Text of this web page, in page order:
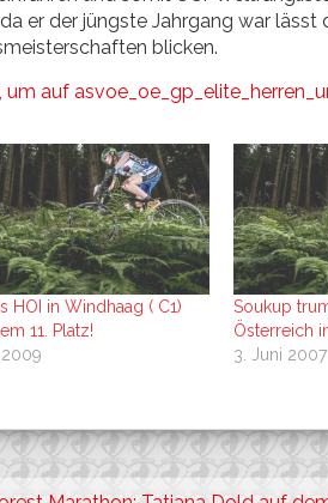
er der jüngste Jahrgang war
blicken.
um auf
HOI in Windhaag ( C1)
11. Platz!
Soukup
Österreich
3. Juni 2007